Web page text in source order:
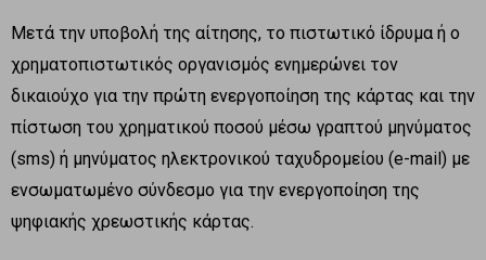
Μετά την υποβολή της αίτησης, το πιστωτικό ίδρυμα ή ο
χρηματοπιστωτικός οργανισμός ενημερώνει τον
δικαιούχο για την πρώτη ενεργοποίηση της κάρτας και την
πίστωση του χρηματικού ποσού μέσω γραπτού μηνύματος
(sms) ή μηνύματος ηλεκτρονικού ταχυδρομείου (e-mail) με
ενσωματωμένο σύνδεσμο για την ενεργοποίηση της
ψηφιακής χρεωστικής κάρτας.